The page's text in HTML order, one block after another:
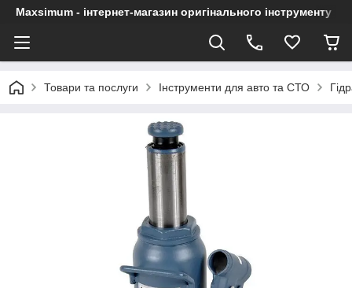
Maxsimum - інтернет-магазин оригінального інструменту
Товари та послуги Інструменти для авто та СТО